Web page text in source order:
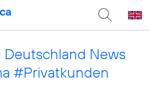
Deutschland News
#Privatkunden